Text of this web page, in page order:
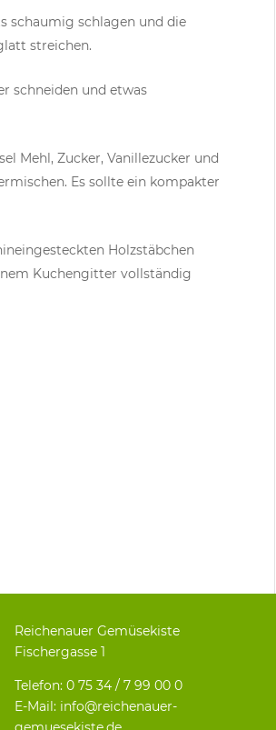
schaumig schlagen und die
streichen.
schneiden und etwas
Mehl, Zucker, Vanillezucker und
Es sollte ein kompakter
Holzstäbchen
Kuchengitter vollständig
Reichenauer Gemüsekiste
Fischergasse 1
Telefon: 0 75 34 / 7 99 00 0
E-Mail: info@reichenauer-